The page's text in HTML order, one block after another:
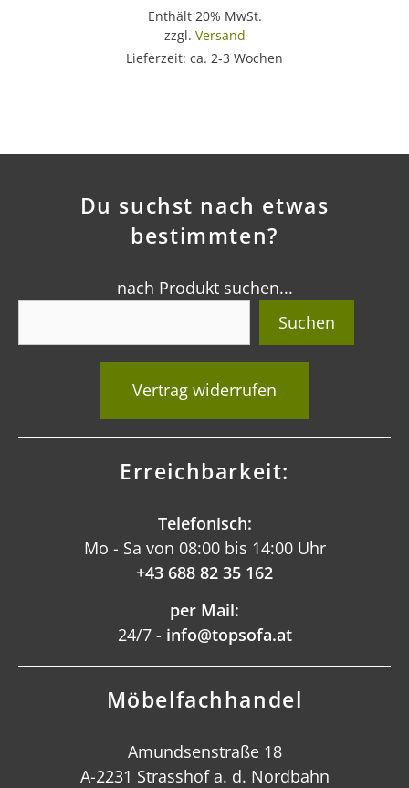
Enthält 20% MwSt.
zzgl. Versand
Lieferzeit: ca. 2-3 Wochen
Du suchst nach etwas
bestimmten?
nach Produkt suchen...
Suchen
Vertrag widerrufen
Erreichbarkeit:
Telefonisch:
Mo - Sa von 08:00 bis 14:00 Uhr
+43 688 82 35 162
per Mail:
24/7 - info@topsofa.at
Möbelfachhandel
Amundsenstraße 18
A-2231 Strasshof a. d. Nordbahn